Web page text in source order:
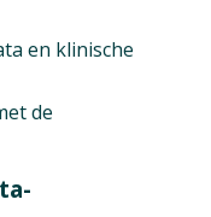
en klinische
de